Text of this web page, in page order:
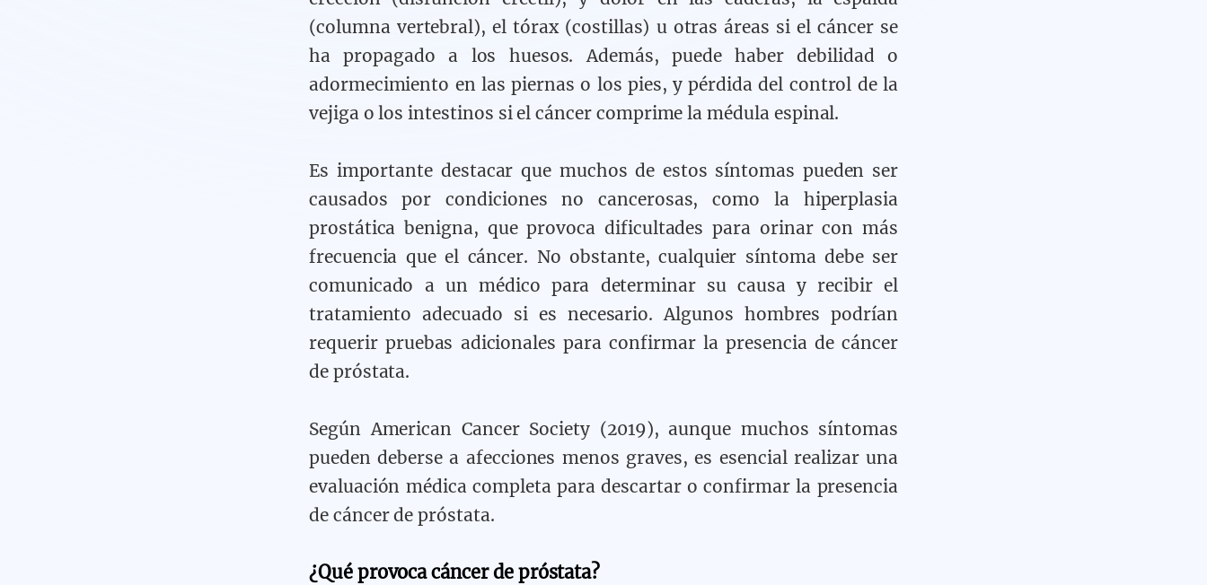
(columna vertebral), el tórax (costillas) u otras áreas si el cáncer se
ha propagado a los huesos. Además, puede haber debilidad o
adormecimiento en las piernas o los pies, y pérdida del control de la
vejiga o los intestinos si el cáncer comprime la médula espinal.
Es importante destacar que muchos de estos síntomas pueden ser
causados por condiciones no cancerosas, como la hiperplasia
prostática benigna, que provoca dificultades para orinar con más
frecuencia que el cáncer. No obstante, cualquier síntoma debe ser
comunicado a un médico para determinar su causa y recibir el
tratamiento adecuado si es necesario. Algunos hombres podrían
requerir pruebas adicionales para confirmar la presencia de cáncer
de próstata.
Según American Cancer Society (2019), aunque muchos síntomas
pueden deberse a afecciones menos graves, es esencial realizar una
evaluación médica completa para descartar o confirmar la presencia
de cáncer de próstata.
¿Qué provoca cáncer de próstata?